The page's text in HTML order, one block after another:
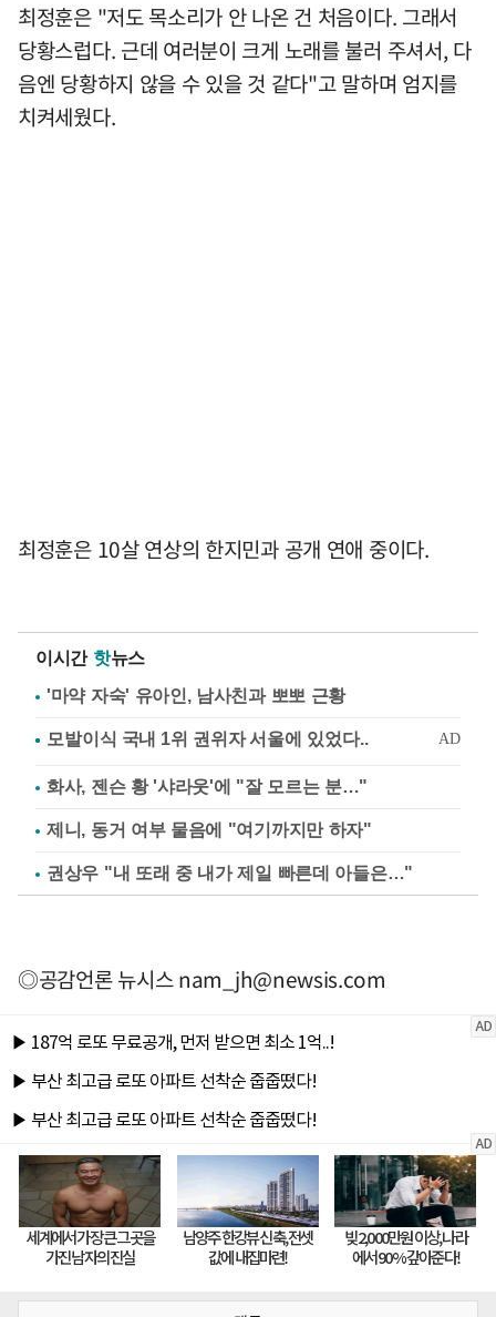
최정훈은 "저도 목소리가 안 나온 건 처음이다. 그래서
당황스럽다. 근데 여러분이 크게 노래를 불러 주셔서, 다
음엔 당황하지 않을 수 있을 것 같다"고 말하며 엄지를
치켜세웠다.
최정훈은 10살 연상의 한지민과 공개 연애 중이다.
이시간 핫뉴스
'마약 자숙' 유아인, 남사친과 뽀뽀 근황
화사, 젠슨 황 '샤라웃'에 "잘 모르는 분…"
제니, 동거 여부 물음에 "여기까지만 하자"
권상우 "내 또래 중 내가 제일 빠른데 아들은…"
◎공감언론 뉴시스nam_jh@newsis.com